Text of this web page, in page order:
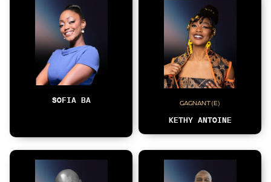
SOFIA BA GAGNANT(E)
KETHY ANTOINE